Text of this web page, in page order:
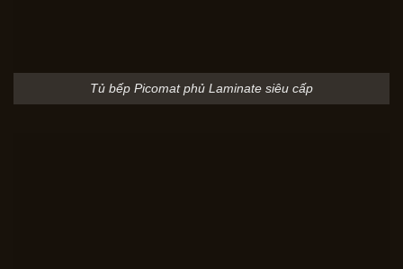
Tủ bếp Picomat phủ Laminate siêu cấp